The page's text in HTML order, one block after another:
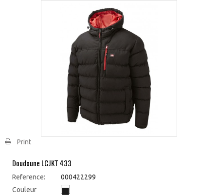
Print
Doudoune LCJKT 433
Reference:
000422299
Couleur